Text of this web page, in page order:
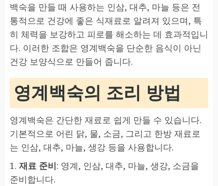
백숙을 만들 때 사용하는 인삼, 대추, 마늘 등은 전
통적으로 건강에 좋은 식재료로 알려져 있으며, 특
히 체력을 보강하고 피로를 해소하는 데 효과적입니
다. 이러한 조합은 영계백숙을 단순한 음식이 아닌
건강 보양식으로 만들어 줍니다.
영계백숙의 조리 방법
영계백숙은 간단한 재료로 쉽게 만들 수 있습니다.
기본적으로 어린 닭, 물, 소금, 그리고 한방 재료로
는 인삼, 대추, 마늘, 생강 등을 사용합니다.
1. 재료 준비: 영계, 인삼, 대추, 마늘, 생강, 소금을
준비합니다.